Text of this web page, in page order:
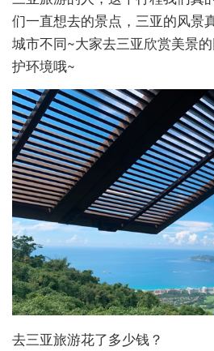
们一直想去的景点，三亚的风景
城市不同~大家去三亚欣赏美景
护环境哦~
去三亚旅游花了多少钱？